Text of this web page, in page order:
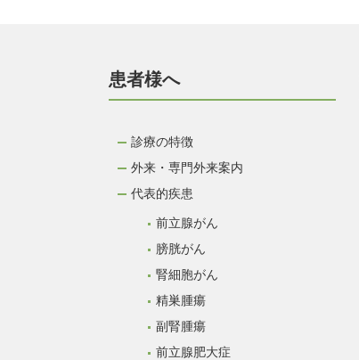
患者様へ
診療の特徴
外来・専門外来案内
代表的疾患
前立腺がん
膀胱がん
腎細胞がん
精巣腫瘍
副腎腫瘍
前立腺肥大症